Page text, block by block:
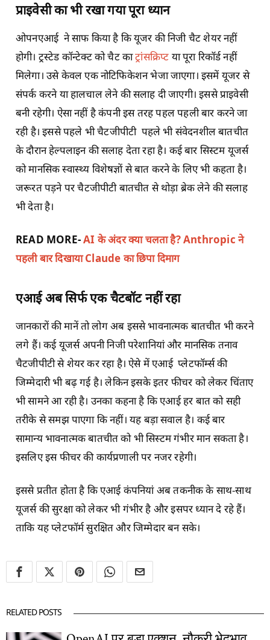
प्राइवेसी का भी रखा गया पूरा ध्यान
ओपनएआई ने साफ किया है कि यूजर की निजी चैट शेयर नहीं
होगी। ट्रस्टेड कॉन्टेक्ट को चैट काट्रांसक्रिप्ट या पूरा रिकॉर्ड नहीं
मिलेगा। उसे केवल एक नोटिफिकेशन भेजा जाएगा। इसमें यूजर से
संपर्क करने या हालचाल लेने की सलाह दी जाएगी। इससे प्राइवेसी
बनी रहेगी। ऐसा नहीं है कंपनी इस तरह पहल पहली बार करने जा
रही है। इससे पहले भी चैटजीपीटी पहले भी संवेदनशील बातचीत
के दौरान हेल्पलाइन की सलाह देता रहा है। कई बार सिस्टम यूजर्स
को मानसिक स्वास्थ्य विशेषज्ञों से बात करने के लिए भी कहता है।
जरूरत पड़ने पर चैटजीपीटी बातचीत से थोड़ा ब्रेक लेने की सलाह
भी देता है।
READ MORE-AI के अंदर क्या चलता है? Anthropic ने
पहली बार दिखाया Claude का छिपा दिमाग
एआई अब सिर्फ एक चैटबॉट नहीं रहा
जानकारों की मानें तो लोग अब इससे भावनात्मक बातचीत भी करने
लगे हैं। कई यूजर्स अपनी निजी परेशानियां और मानसिक तनाव
चैटजीपीटी से शेयर कर रहा है। ऐसे में एआई प्लेटफॉर्म्स की
जिम्मेदारी भी बढ़ गई है। लेकिन इसके इतर फीचर को लेकर चिंताए
भी सामने आ रही है। उनका कहना है कि एआई हर बात को सही
तरीके से समझ पाएगा कि नहीं। यह बड़ा सवाल है। कई बार
सामान्य भावनात्मक बातचीत को भी सिस्टम गंभीर मान सकता है।
इसलिए इस फीचर की कार्यप्रणाली पर नजर रहेगी।
इससे प्रतीत होता है कि एआई कंपनियां अब तकनीक के साथ-साथ
यूजर्स की सुरक्षा को लेकर भी गंभीर है और इसपर ध्यान दे रहे हैं।
ताकि यह प्लेटफॉर्म सुरक्षित और जिम्मेदार बन सके।
RELATED POSTS